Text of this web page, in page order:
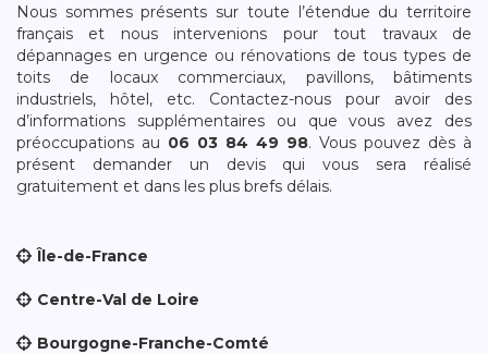
Nous sommes présents sur toute l’étendue du territoire
français et nous intervenions pour tout travaux de
dépannages en urgence ou rénovations de tous types de
toits de locaux commerciaux, pavillons, bâtiments
industriels, hôtel, etc. Contactez-nous pour avoir des
d’informations supplémentaires ou que vous avez des
préoccupations au 06 03 84 49 98. Vous pouvez dès à
présent demander un devis qui vous sera réalisé
gratuitement et dans les plus brefs délais.
Île-de-France
Centre-Val de Loire
Bourgogne-Franche-Comté